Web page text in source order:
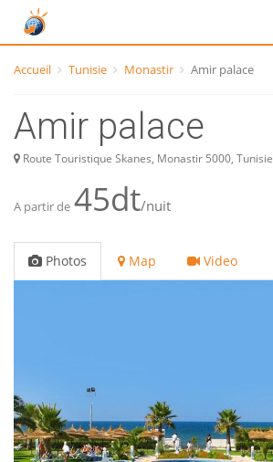
Accueil Tunisie Monastir Amir palace
Amir palace
Route Touristique Skanes, Monastir 5000, Tunisie
A partir de 45dt/nuit
Photos Map Video